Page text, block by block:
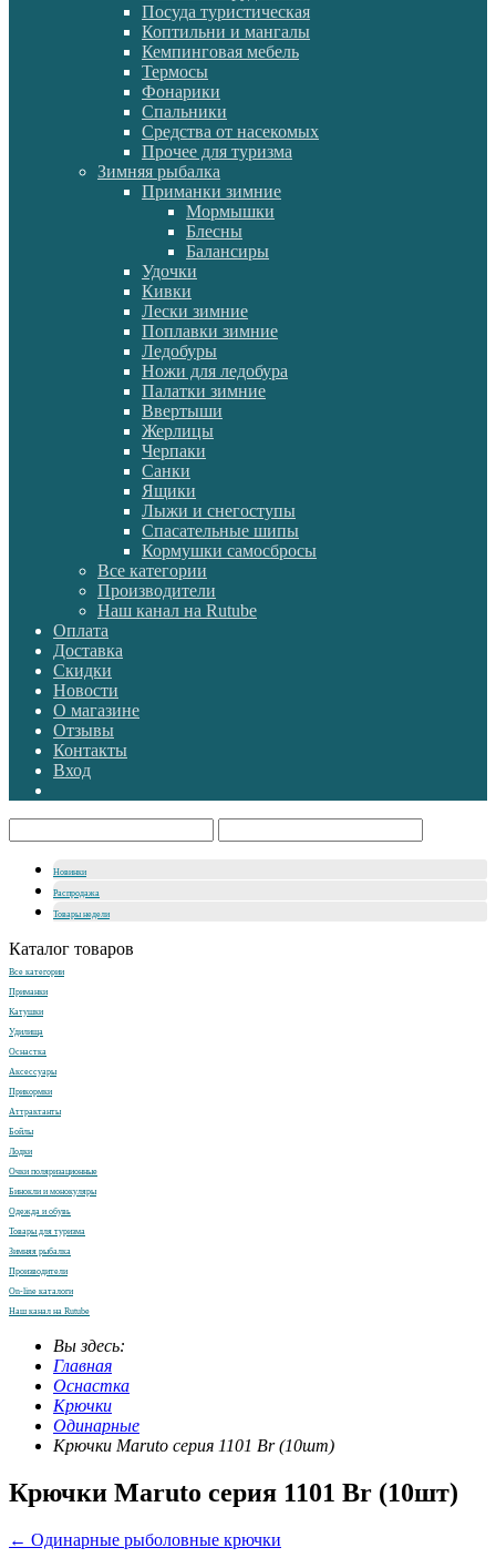
Посуда туристическая
Коптильни и мангалы
Кемпинговая мебель
Термосы
Фонарики
Спальники
Средства от насекомых
Прочее для туризма
Зимняя рыбалка
Приманки зимние
Мормышки
Блесны
Балансиры
Удочки
Кивки
Лески зимние
Поплавки зимние
Ледобуры
Ножи для ледобура
Палатки зимние
Ввертыши
Жерлицы
Черпаки
Санки
Ящики
Лыжи и снегоступы
Спасательные шипы
Кормушки самосбросы
Все категории
Производители
Наш канал на Rutube
Оплата
Доставка
Скидки
Новости
О магазине
Отзывы
Контакты
Вход
Новинки
Распродажа
Товары недели
Каталог товаров
Все категории
Приманки
Катушки
Удилища
Оснастка
Аксессуары
Прикормки
Аттрактанты
Бойлы
Лодки
Очки поляризационные
Бинокли и монокуляры
Одежда и обувь
Товары для туризма
Зимняя рыбалка
Производители
On-line каталоги
Наш канал на Rutube
Вы здесь:
Главная
Оснастка
Крючки
Одинарные
Крючки Maruto серия 1101 Br (10шт)
Крючки Maruto серия 1101 Br (10шт)
← Одинарные рыболовные крючки